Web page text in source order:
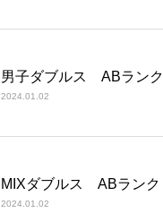
男子ダブルス ABランク
2024.01.02
MIXダブルス ABランク
2024.01.02